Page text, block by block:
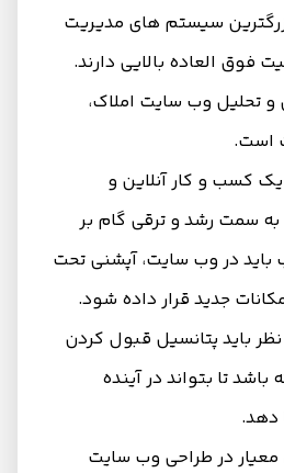
سیستم های مدیریت
فوق العاده بالایی دارند‌.
و تحلیل وب سایت املاک،
است.
کسب و کار آنلاین و
به سمت رشد و ترقی گام بر
باید در وب‌ سایت، آپشنی تحت
جدید قرار داده شود.
باید پتانسیل قبول کردن
باشد تا بتواند در آینده
دهد.
در طراحی وب سایت